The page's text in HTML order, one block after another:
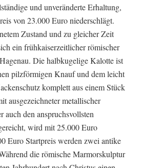
und unveränderte Erhaltung,
von 23.000 Euro niederschlägt.
Zustand und zu gleicher Zeit
ein frühkaiserzeitlicher römischer
Die halbkugelige Kalotte ist
pilzförmigen Knauf und dem leicht
komplett aus einem Stück
ausgezeichneter metallischer
auch den anspruchsvollsten
wird mit 25.000 Euro
Euro Startpreis werden zwei antike
die römische Marmorskulptur